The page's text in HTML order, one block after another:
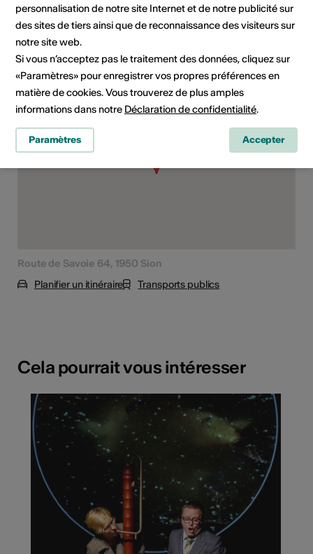
Tout public
Lieu de l'événement
Route de Savoie 64, 1950 Sion
Planifier un itinéraire
Transports publics
Cela pourrait vous intéresser
personnalisation de notre site Internet et de notre publicité sur
des sites de tiers ainsi que de reconnaissance des visiteurs sur
notre site web.
Si vous n’acceptez pas le traitement des données, cliquez sur
«Paramètres» pour enregistrer vos propres préférences en
matière de cookies. Vous trouverez de plus amples
informations dans notre Déclaration de confidentialité.
Paramètres Accepter